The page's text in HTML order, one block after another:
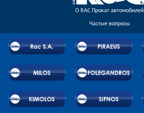
О RAC Прокат автомобилей
Частые вопросы